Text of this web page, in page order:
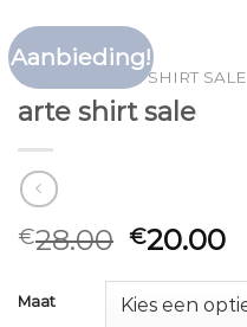
Aanbieding!
HOME ARTE SHIRT SALE
arte shirt sale
€28.00 €20.00
Maat